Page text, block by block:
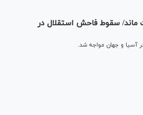
ماند/ سقوط فاحش استقلال در
آسیا و جهان مواجه شد.